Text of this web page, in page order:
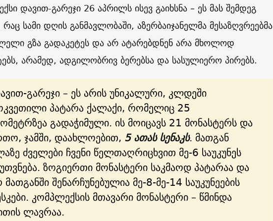
დავით-გარეჯი 26 აპრილს ისევ გაიხსნა – ეს მას შემდეგ
სამი დღის განმავლობაში, აზერბაიჯანელმა მესაზღვრეებმა
გზა გადაკეტეს და არ ატარებდნენ არა მხოლოდ
არამედ, ადგილობრივ ბერებსა და სასულიერო პირებს.
გარეჯი – ეს არის უნიკალური, კლდეში
პატარა ქალაქი, რომელიც 25
გადაჭიმული. ის მოიცავს 21 მონასტერს და
ჯამში, დაახლოებით, 5 ათას სენაკს. მათგან
ძველები ჩვენი წელთაღრიცხვით მე-6 საუკუნეს
ზოგიერთი მონასტერი საკმაოდ პატარაა და
მათგანში შენარჩუნებულია მე-8-მე-14 საუკუნეების
კომპლექსის მთავარი მონასტერი – წმინდა
ლავრაა.